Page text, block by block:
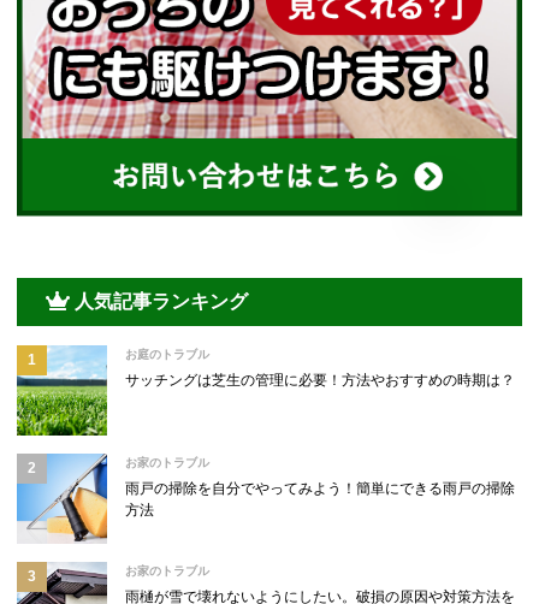
人気記事ランキング
お庭のトラブル
サッチングは芝生の管理に必要！方法やおすすめの時期は？
お家のトラブル
雨戸の掃除を自分でやってみよう！簡単にできる雨戸の掃除
方法
お家のトラブル
雨樋が雪で壊れないようにしたい。破損の原因や対策方法を